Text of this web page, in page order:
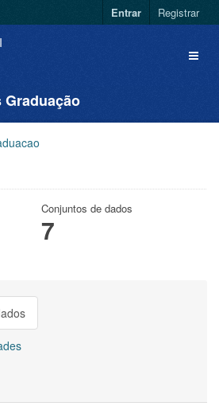
Entrar Registrar
Graduação
Conjuntos de dados
7